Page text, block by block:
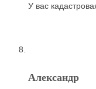
У вас
Александр